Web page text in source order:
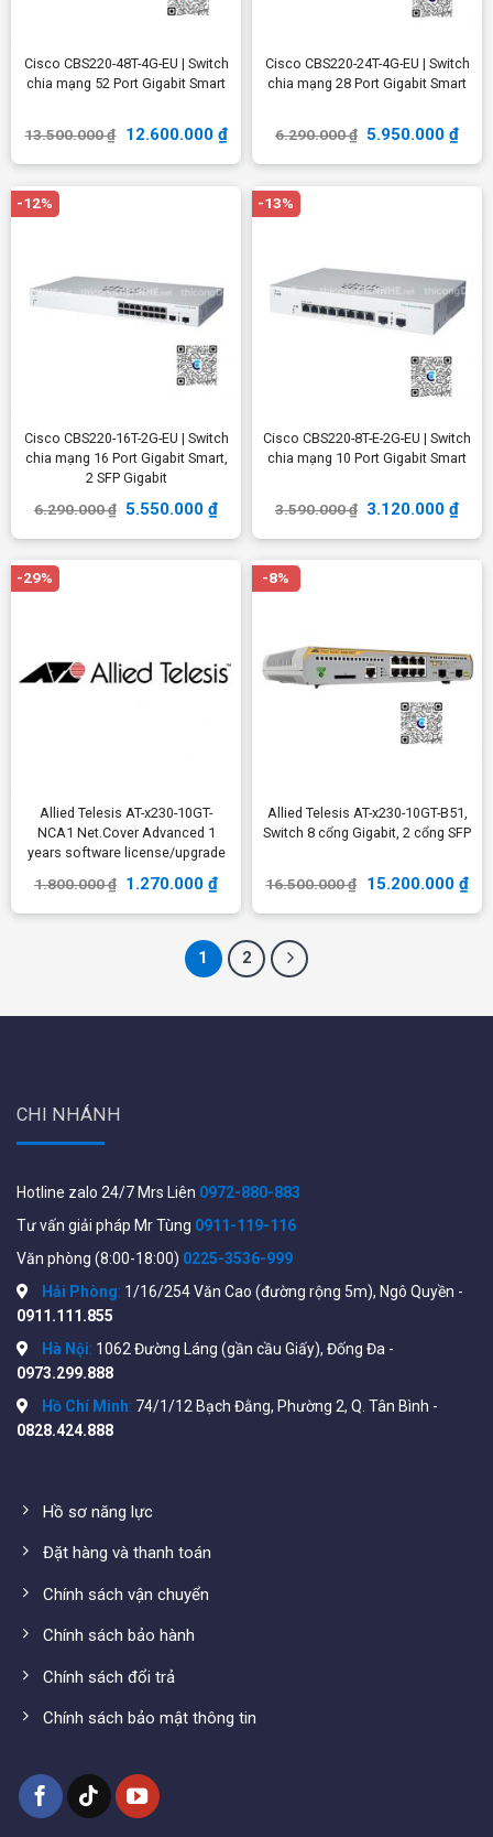
Cisco CBS220-48T-4G-EU | Switch
chia mạng 52 Port Gigabit Smart
13.500.000₫ 12.600.000 ₫
Cisco CBS220-24T-4G-EU | Switch
chia mạng 28 Port Gigabit Smart
6.290.000₫ 5.950.000₫
-12%
Cisco CBS220-16T-2G-EU | Switch
chia mạng 16 Port Gigabit Smart,
2 SFP Gigabit
6.290.000₫ 5.550.000₫
-13%
Cisco CBS220-8T-E-2G-EU | Switch
chia mạng 10 Port Gigabit Smart
3.590.000₫ 3.120.000₫
-29%
Allied Telesis AT-x230-10GT-
NCA1 Net.Cover Advanced 1
years software license/upgrade
1.800.000₫ 1.270.000₫
-8%
Allied Telesis AT-x230-10GT-B51,
Switch 8 cổng Gigabit, 2 cổng SFP
16.500.000₫ 15.200.000 ₫
1 2
CHI NHÁNH
Hotline zalo 24/7 Mrs Liên 0972-880-883
Tư vấn giải pháp Mr Tùng 0911-119-116
Văn phòng (8:00-18:00) 0225-3536-999
Hải Phòng: 1/16/254 Văn Cao (đường rộng 5m), Ngô Quyền -
0911.111.855
Hà Nội: 1062 Đường Láng (gần cầu Giấy), Đống Đa -
0973.299.888
Hồ Chí Minh: 74/1/12 Bạch Đằng, Phường 2, Q. Tân Bình -
0828.424.888
Hồ sơ năng lực
Đặt hàng và thanh toán
Chính sách vận chuyển
Chính sách bảo hành
Chính sách đổi trả
Chính sách bảo mật thông tin